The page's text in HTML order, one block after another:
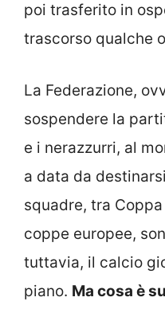
poi trasferito in
trascorso qualche
La Federazione,
sospendere la
e i nerazzurri, al
a data da
squadre, tra
coppe europee,
tuttavia, il calcio
piano. Ma cosa è